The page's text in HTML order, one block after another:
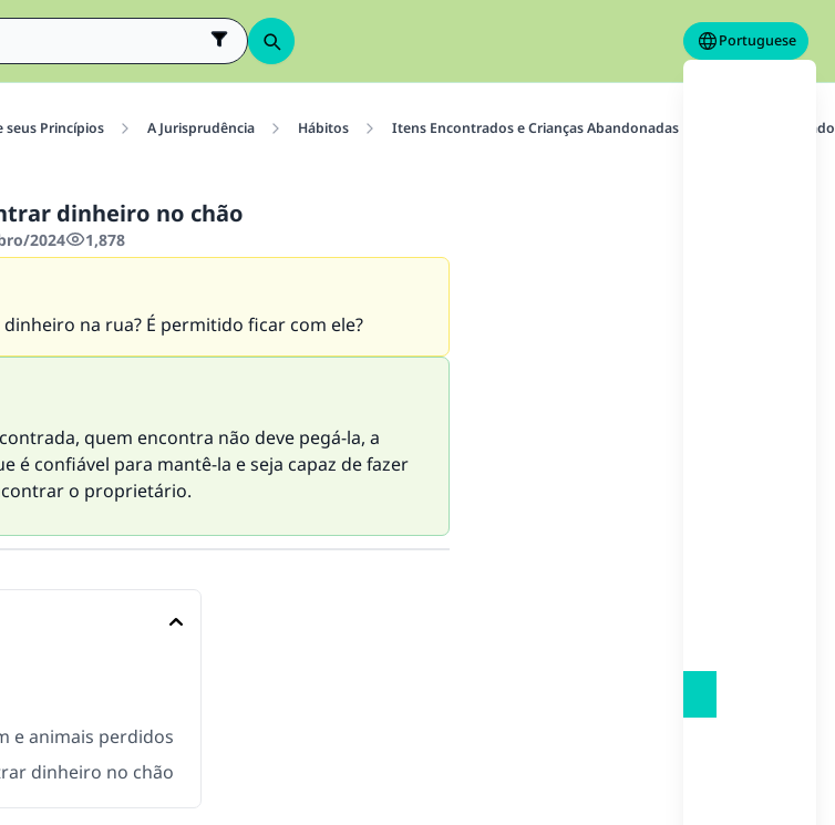
Portuguese
seus Princípios A Jurisprudência Hábitos Itens Encontrados e Crianças Abandonadas Item Encontrado
dinheiro no chão
2024 1,878
na rua? É permitido ficar com ele?
quem encontra não deve pegá-la, a
é confiável para mantê-la e seja capaz de fazer
o proprietário.
e animais perdidos
dinheiro no chão